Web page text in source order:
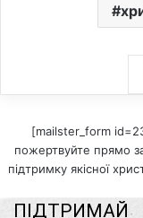
[mailster_form
пожертвуйте прямо
підтримку якісної